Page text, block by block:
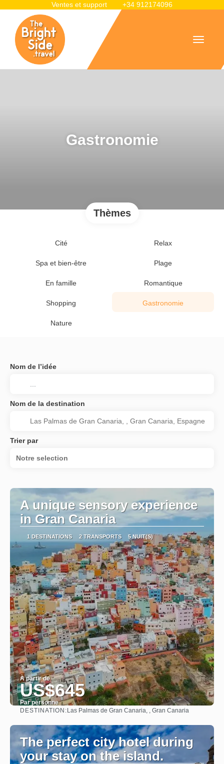
Ventes et support +34 912174096
Gastronomie
Thèmes
Cité Relax
Spa et bien-être Plage
En famille Romantique
Shopping Gastronomie
Nature
Nom de l’idée
Nom de la destination
Trier par
Notre selection
A unique sensory experience
in Gran Canaria
1 DESTINATIONS 2 TRANSPORTS 5 NUIT(S)
À partir de
US$645
Par personne
DESTINATION: Las Palmas de Gran Canaria, , Gran Canaria
The perfect city hotel during
your stay on the island.